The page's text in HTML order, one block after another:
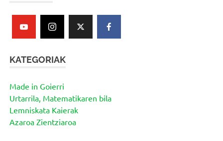
KATEGORIAK
Made in Goierri
Urtarrila, Matematikaren bila
Lemniskata Kaierak
Azaroa Zientziaroa